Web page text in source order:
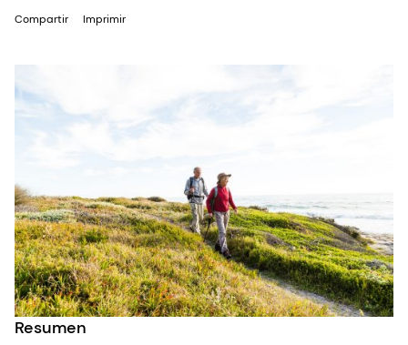
Compartir Imprimir
Resumen